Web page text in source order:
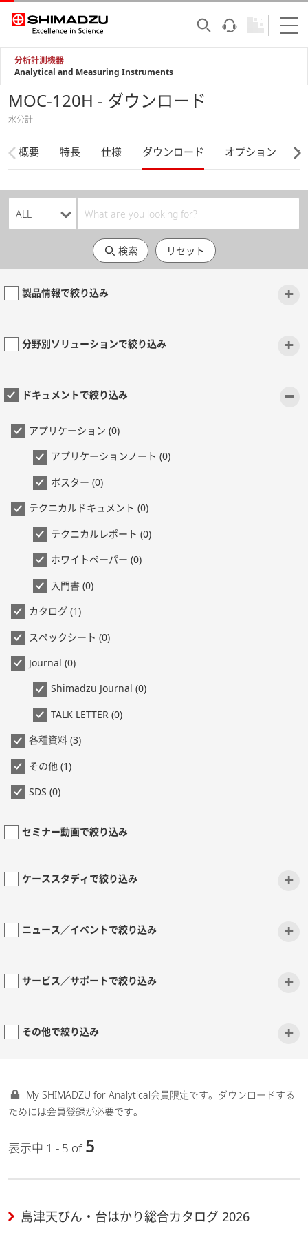
分析計測機器
Analytical and Measuring Instruments
MOC-120H - ダウンロード
水分計
概要 特長 仕様 ダウンロード オプション
検索 リセット
製品情報で絞り込み +
分野別ソリューションで絞り込み +
ドキュメントで絞り込み -
アプリケーション (0)
アプリケーションノート (0)
ポスター (0)
テクニカルドキュメント (0)
テクニカルレポート (0)
ホワイトペーパー (0)
入門書 (0)
カタログ (1)
スペックシート (0)
Journal (0)
Shimadzu Journal (0)
TALK LETTER (0)
各種資料 (3)
その他 (1)
SDS (0)
セミナー動画で絞り込み
ケーススタディで絞り込み +
ニュース／イベントで絞り込み +
サービス／サポートで絞り込み +
その他で絞り込み +
My SHIMADZU for Analytical会員限定です。ダウンロードする
ためには会員登録が必要です。
表示中 1 - 5 of 5
島津天びん・台はかり総合カタログ 2026